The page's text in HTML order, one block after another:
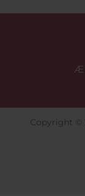
Copyright ©